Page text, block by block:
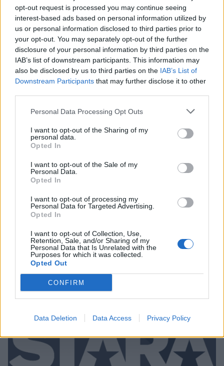
opt-out request is processed you may continue seeing
interest-based ads based on personal information utilized by
us or personal information disclosed to third parties prior to
your opt-out. You may separately opt-out of the further
disclosure of your personal information by third parties on the
IAB’s list of downstream participants. This information may
also be disclosed by us to third parties on the IAB’s List of
Downstream Participants that may further disclose it to other
Personal Data Processing Opt Outs
I want to opt-out of the Sharing of my
personal data.
Opted In
I want to opt-out of the Sale of my
Personal Data.
Opted In
I want to opt-out of processing my
Personal Data for Targeted Advertising.
Opted In
I want to opt-out of Collection, Use,
Retention, Sale, and/or Sharing of my
Personal Data that Is Unrelated with the
Purposes for which it was collected.
Opted Out
CONFIRM
Data Deletion Data Access Privacy Policy
Maailman eniten matkustaneet valitsivat
suosikkikohteensa – yllättävä voittaja
Viihdeuutiset
Nyrkkeilijäkomistus
puolialastomana uima-altaassa –
näky naisten mieleen